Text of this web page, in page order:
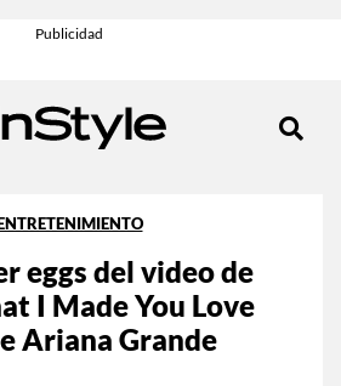
eggs del video de
I Made You Love
Ariana Grande